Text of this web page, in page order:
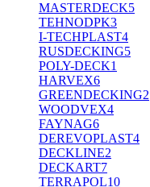
MASTERDECK5
TEHNODPK3
I-TECHPLAST4
RUSDECKING5
POLY-DECK1
HARVEX6
GREENDECKING2
WOODVEX4
FAYNAG6
DEREVOPLAST4
DECKLINE2
DECKART7
TERRAPOL10